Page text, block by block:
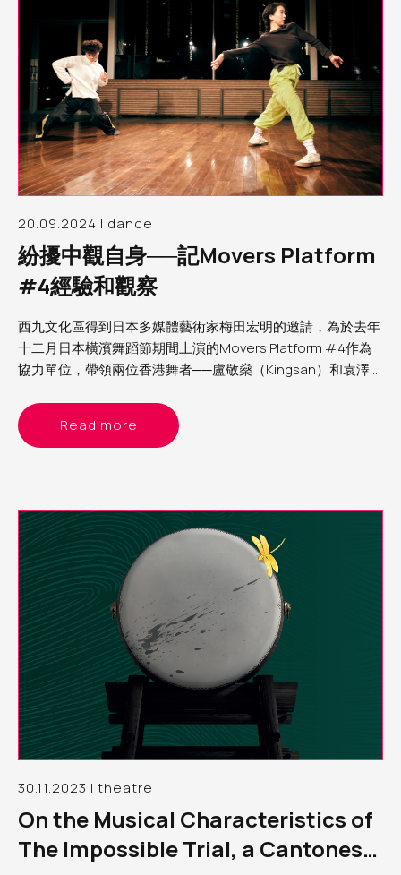
20.09.2024 | dance
紛擾中觀自身──記Movers Platform
#4經驗和觀察
西九文化區得到日本多媒體藝術家梅田宏明的邀請，為於去年
十二月日本橫濱舞蹈節期間上演的Movers Platform #4作為
協力單位，帶領兩位香港舞者──盧敬燊（Kingsan）和袁澤森
理表演藝術製作人（舞蹈）Yvonne，分享這個計劃的經驗和
觀察
Read more
30.11.2023 | theatre
On the Musical Characteristics of
The Impossible Trial, a Cantonese